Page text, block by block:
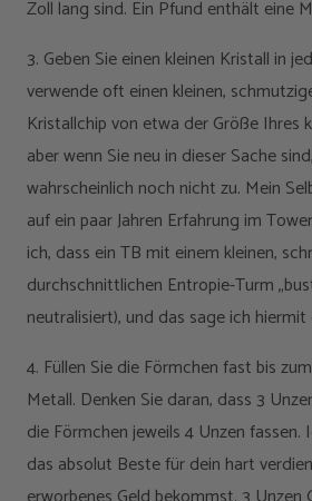
Zoll lang sind. Ein Pfund enthält eine
3. Geben Sie einen kleinen Kristall in
verwende oft einen kleinen,
Kristallchip von etwa der Größe Ihres
aber wenn Sie neu in dieser Sache
wahrscheinlich noch nicht zu. Mein
auf ein paar Jahren Erfahrung im
ich, dass ein TB mit einem kleinen,
durchschnittlichen Entropie-Turm
neutralisiert), und das sage ich
4. Füllen Sie die Förmchen fast bis
Metall. Denken Sie daran, dass 3
die Förmchen jeweils 4 Unzen
das absolut Beste für dein hart